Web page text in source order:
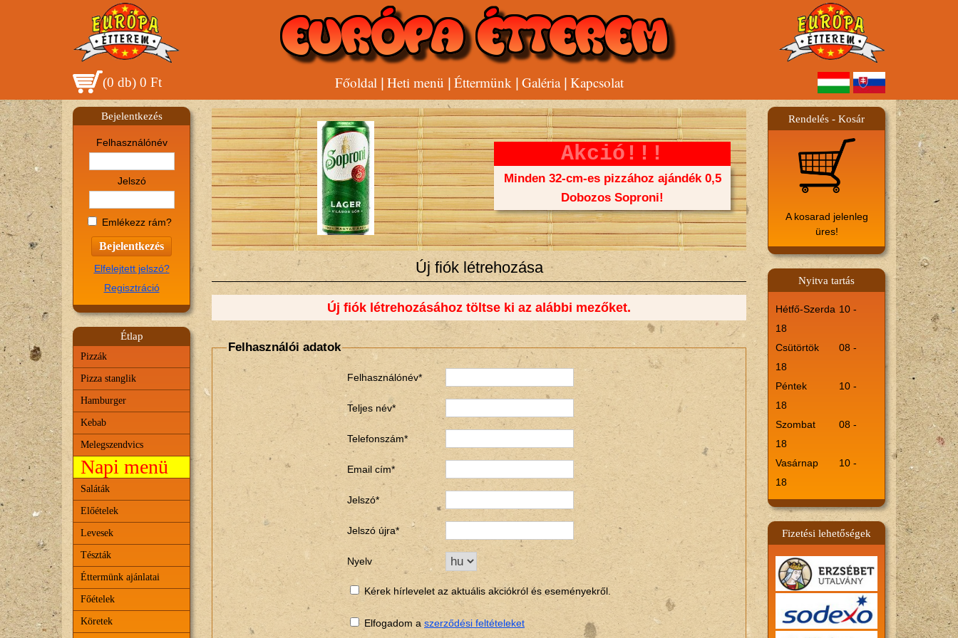
(0 db) 0 Ft Főoldal Heti menü Éttermünk Galéria Kapcsolat
Bejelentkezés
Felhasználónév
Jelszó
Emlékezz rám?
Elfelejtett jelszó?
Regisztráció
Étlap
Pizzák
Pizza stanglik
Hamburger
Kebab
Melegszendvics
Napi menü
Saláták
Előételek
Levesek
Tészták
Éttermünk ajánlatai
Főételek
Köretek
Akció!!!
Minden 32-cm-es pizzához ajándék 0,5
Dobozos Soproni!
Új fiók létrehozása
Új fiók létrehozásához töltse ki az alábbi mezőket.
Felhasználói adatok
Felhasználónév*
Teljes név*
Telefonszám*
Email cím*
Jelszó*
Jelszó újra*
Nyelv
Kérek hírlevelet az aktuális akciókról és eseményekről.
Elfogadom aszerződési feltételeket
Rendelés - Kosár
A kosarad jelenleg
üres!
Nyitva tartás
Hétfő-Szerda 10 -
18
Csütörtök
08 -
18
Péntek
10 -
18
Szombat
08 -
18
Vasárnap
10 -
18
Fizetési lehetőségek